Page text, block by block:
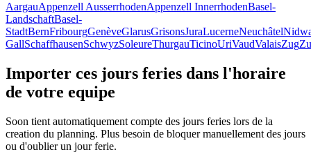
AargauAppenzell AusserrhodenAppenzell InnerrhodenBasel-
LandschaftBasel-
StadtBernFribourgGenèveGlarusGrisonsJuraLucerneNeuchâtel
GallSchaffhausenSchwyzSoleureThurgauTicinoUriVaudValaisZug
Importer ces jours feries dans l'horaire
de votre equipe
Soon tient automatiquement compte des jours feries lors de la
creation du planning. Plus besoin de bloquer manuellement des jours
ou d'oublier un jour ferie.